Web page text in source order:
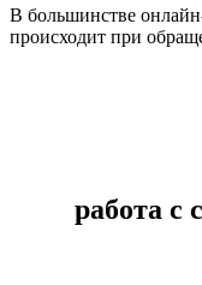
В большинстве
происходит при
работа с